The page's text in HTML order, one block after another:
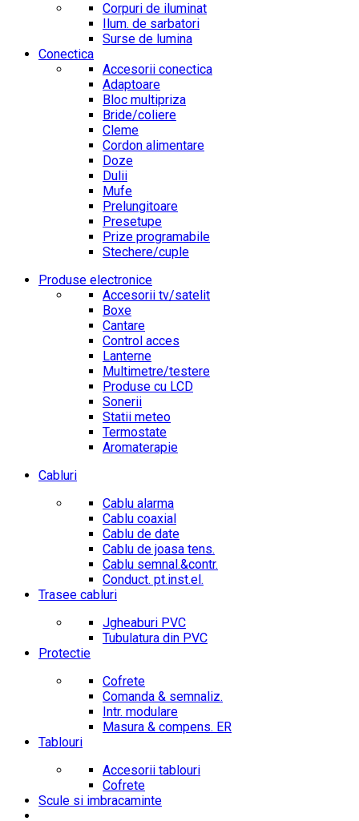
Corpuri de iluminat
Ilum. de sarbatori
Surse de lumina
Conectica
Accesorii conectica
Adaptoare
Bloc multipriza
Bride/coliere
Cleme
Cordon alimentare
Doze
Dulii
Mufe
Prelungitoare
Presetupe
Prize programabile
Stechere/cuple
Produse electronice
Accesorii tv/satelit
Boxe
Cantare
Control acces
Lanterne
Multimetre/testere
Produse cu LCD
Sonerii
Statii meteo
Termostate
Aromaterapie
Cabluri
Cablu alarma
Cablu coaxial
Cablu de date
Cablu de joasa tens.
Cablu semnal.&contr.
Conduct. pt.inst.el.
Trasee cabluri
Jgheaburi PVC
Tubulatura din PVC
Protectie
Cofrete
Comanda & semnaliz.
Intr. modulare
Masura & compens. ER
Tablouri
Accesorii tablouri
Cofrete
Scule si imbracaminte